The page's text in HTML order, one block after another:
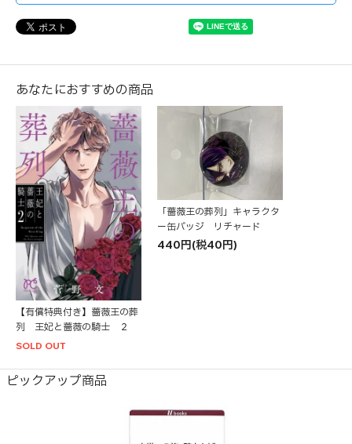
あなたにおすすめの商品
【有償特典付き】薔薇王の葬
列 王妃と薔薇の騎士 ２
SOLD OUT
「薔薇王の葬列」キャラクタ
ー缶バッジ リチャード
440円(税40円)
ピックアップ商品